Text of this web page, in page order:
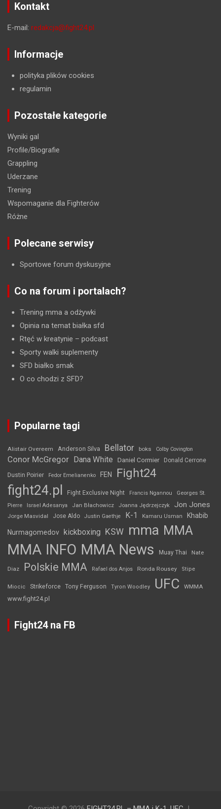
Kontakt
E-mail: redakcja@fight24.pl
Informacje
polityka plików cookies
regulamin
Pozostałe kategorie
Wyniki gal
Profile/Biografie
Grappling
Uderzane
Trening
Wspomaganie dla Fighterów
Różne
Polecane serwisy
Sportowe forum dyskusyjne
Co na forum i portalach?
Trening mma a odżywki
Opinia na temat białka sfd
Rtęć w kreatynie – podcast
Sporty walki suplementy
SFD białko smak
O co chodzi z SFD?
Popularne tagi
Alistair Overeem Anderson Silva Bellator boks Colby Covington
Conor McGregor Dana White Daniel Cormier Donald Cerrone
Dustin Poirier Fedor Emelianenko FEN Fight24
fight24.pl Fight Exclusive Night Francis Ngannou
Georges St.
Pierre
Israel Adesanya Jan Błachowicz Joanna Jędrzejczyk Jon Jones
Jorge Masvidal Jose Aldo Justin Gaethje K-1 Kamaru Usman Khabib
Nurmagomedov kickboxing KSW mma MMA
MMA INFO MMA News Muay Thai Nate
Diaz Polskie MMA Rafael dos Anjos Ronda Rousey Stipe
Miocic Strikeforce Tony Ferguson Tyron Woodley UFC WMMA
www.fight24.pl
Fight24 na FB